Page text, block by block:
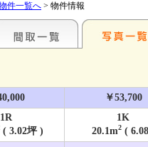
件一覧へ > 物件情報
￥53,700
1R
( 3.02坪 )
1K
20.1m2(